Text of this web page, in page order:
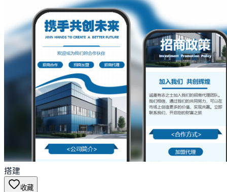
搭建
收藏